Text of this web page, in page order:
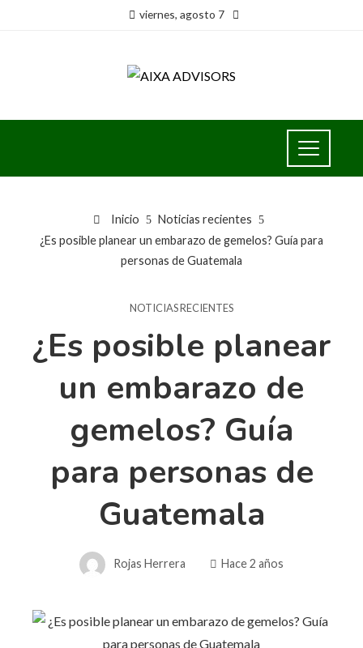
viernes, agosto 7
Inicio
Noticias recientes
¿Es posible planear un embarazo de gemelos? Guía para
personas de Guatemala
NOTICIAS RECIENTES
¿Es posible planear
un embarazo de
gemelos? Guía
para personas de
Guatemala
Rojas Herrera Hace 2 años